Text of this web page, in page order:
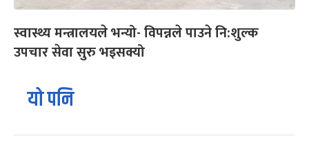
स्वास्थ्य मन्त्रालयले भन्यो- विपन्नले पाउने नि:शुल्क
उपचार सेवा सुरु भइसक्यो
यो पनि